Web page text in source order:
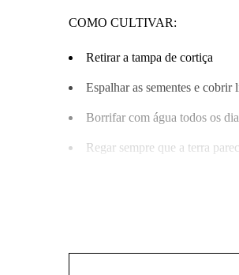
COMO CULTIVAR:
Retirar a tampa de cortiça
Espalhar as sementes e cobrir
Borrifar com água todos os
Regar sempre que a terra